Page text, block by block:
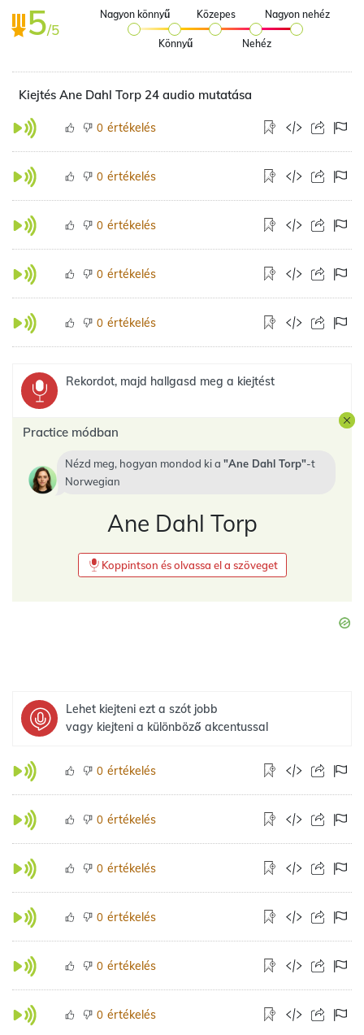
5/5
Nagyon könnyű
Könnyű
Közepes
Nehéz
Nagyon nehéz
Kiejtés Ane Dahl Torp 24 audio mutatása
0 értékelés
0 értékelés
0 értékelés
0 értékelés
0 értékelés
Rekordot, majd hallgasd meg a kiejtést
Practice módban
Nézd meg, hogyan mondod ki a Ane Dahl Torp -t
Norwegian
Ane Dahl Torp
Koppintson és olvassa el a szöveget
Lehet kiejteni ezt a szót jobb
vagy kiejteni a különböző akcentussal
0 értékelés
0 értékelés
0 értékelés
0 értékelés
0 értékelés
0 értékelés